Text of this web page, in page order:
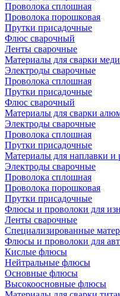
Проволока сплошная
Проволока порошковая
Прутки присадочные
Флюс сварочный
Ленты сварочные
Материалы для сварки
Электроды сварочные
Проволока сплошная
Прутки присадочные
Флюс сварочный
Материалы для сварки
Электроды сварочные
Проволока сплошная
Прутки присадочные
Материалы для наплавки и
Электроды сварочные
Проволока сплошная
Проволока порошковая
Прутки присадочные
Флюсы и проволоки для
Ленты сварочные
Специализированные
Флюсы и проволоки для
Кислые флюсы
Нейтральные флюсы
Основные флюсы
Высокоосновные флюсы